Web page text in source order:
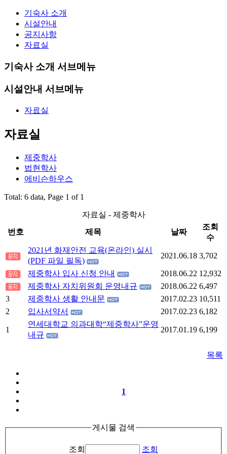
기숙사 소개
시설안내
공지사항
자료실
기숙사 소개 서브메뉴
시설안내 서브메뉴
자료실
자료실
제중학사
법현학사
에비슨하우스
Total: 6 data, Page 1 of 1
자료실 - 제중학사
번호
제목 날짜
조회
수
2021년 화재안전 교육(온라인) 실시
(PDF 파일 필독)
2021.06.18 3,702
제중학사 입사 신청 안내 2018.06.22 12,932
제중학사 자치위원회 운영내규
2018.06.22 6,497
3
제중학사 생활 안내문 2017.02.23 10,511
2
입사서약서 2017.02.23 6,182
1
연세대학교 의과대학“제중학사”운영
내규
2017.01.19 6,199
목록
1
게시물 검색
조회 조회